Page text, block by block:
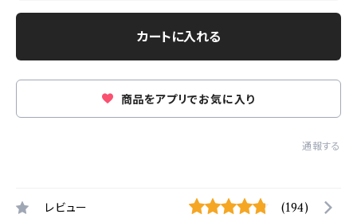
カートに入れる
商品をアプリでお気に入り
通報する
レビュー (194)